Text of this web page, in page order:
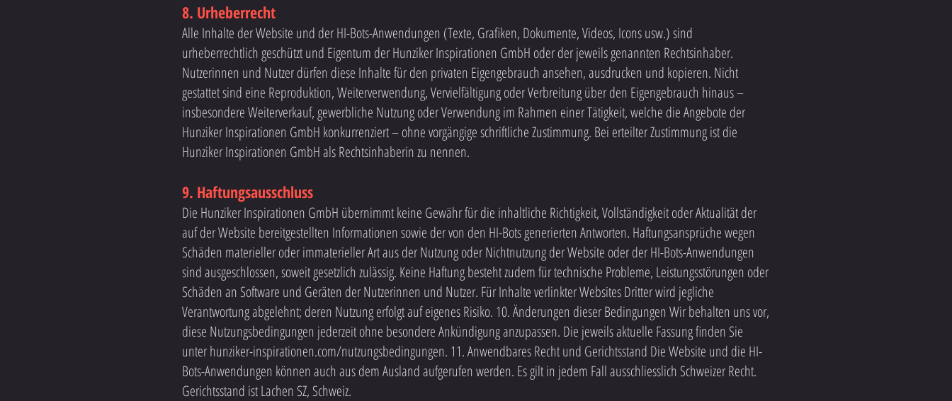
8. Urheberrecht
Alle Inhalte der Website und der HI-Bots-Anwendungen (Texte, Grafiken, Dokumente, Videos, Icons usw.) sind
urheberrechtlich geschützt und Eigentum der Hunziker Inspirationen GmbH oder der jeweils genannten Rechtsinhaber.
Nutzerinnen und Nutzer dürfen diese Inhalte für den privaten Eigengebrauch ansehen, ausdrucken und kopieren. Nicht
gestattet sind eine Reproduktion, Weiterverwendung, Vervielfältigung oder Verbreitung über den Eigengebrauch hinaus –
insbesondere Weiterverkauf, gewerbliche Nutzung oder Verwendung im Rahmen einer Tätigkeit, welche die Angebote der
Hunziker Inspirationen GmbH konkurrenziert – ohne vorgängige schriftliche Zustimmung. Bei erteilter Zustimmung ist die
Hunziker Inspirationen GmbH als Rechtsinhaberin zu nennen.
9. Haftungsausschluss
Die Hunziker Inspirationen GmbH übernimmt keine Gewähr für die inhaltliche Richtigkeit, Vollständigkeit oder Aktualität der
auf der Website bereitgestellten Informationen sowie der von den HI-Bots generierten Antworten. Haftungsansprüche wegen
Schäden materieller oder immaterieller Art aus der Nutzung oder Nichtnutzung der Website oder der HI-Bots-Anwendungen
sind ausgeschlossen, soweit gesetzlich zulässig. Keine Haftung besteht zudem für technische Probleme, Leistungsstörungen oder
Schäden an Software und Geräten der Nutzerinnen und Nutzer. Für Inhalte verlinkter Websites Dritter wird jegliche
Verantwortung abgelehnt; deren Nutzung erfolgt auf eigenes Risiko. 10. Änderungen dieser Bedingungen Wir behalten uns vor,
diese Nutzungsbedingungen jederzeit ohne besondere Ankündigung anzupassen. Die jeweils aktuelle Fassung finden Sie
unter hunziker-inspirationen.com/nutzungsbedingungen. 11. Anwendbares Recht und Gerichtsstand Die Website und die HI-
Bots-Anwendungen können auch aus dem Ausland aufgerufen werden. Es gilt in jedem Fall ausschliesslich Schweizer Recht.
Gerichtsstand ist Lachen SZ, Schweiz.